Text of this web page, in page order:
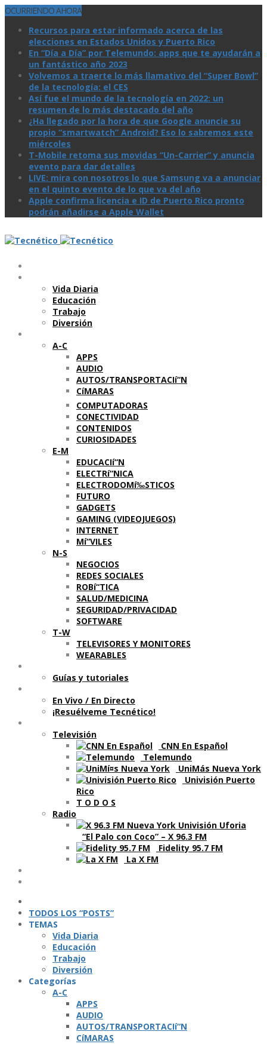
OCURRIENDO AHORA
Recursos para estar informado acerca de las
elecciones en Estados Unidos y Puerto Rico
En “Día a Día” por Telemundo: apps que te ayudarán a
un fantástico año 2023
Volvemos a traerte lo más llamativo del “Super Bowl”
de la tecnologí­a: el CES
Así­ fue el mundo de la tecnologí­a en 2022: un
resumen de lo más destacado del año
¿Ha llegado por la hora de que Google anuncie su
propio “smartwatch” Android? Eso lo sabremos este
miércoles
T-Mobile retoma sus movidas “Un-Carrier” y anuncia
evento para dar detalles
LIVE: mira con nosotros lo que Samsung va a anunciar
en el quinto evento de lo que va del año
Apple confirma licencia e ID de Puerto Rico pronto
podrán añadirse a Apple Wallet
Vida Diaria
Educación
Trabajo
Diversión
A-C
APPS
AUDIO
AUTOS/TRANSPORTACIí“N
CíMARAS
COMPUTADORAS
CONECTIVIDAD
CONTENIDOS
CURIOSIDADES
E-M
EDUCACIí“N
ELECTRí“NICA
ELECTRODOMí‰STICOS
FUTURO
GADGETS
GAMING (VIDEOJUEGOS)
INTERNET
Mí“VILES
N-S
NEGOCIOS
REDES SOCIALES
ROBí“TICA
SALUD/MEDICINA
SEGURIDAD/PRIVACIDAD
SOFTWARE
T-W
TELEVISORES Y MONITORES
WEARABLES
Guí­as y tutoriales
En Vivo / En Directo
¡Resuélveme Tecnético!
Televisión
CNN En Español
Telemundo
UniMás Nueva York
Univisión Puerto
Rico
T O D O S
Radio
“El Palo con Coco” – X 96.3 FM
Fidelity 95.7 FM
La X FM
TODOS LOS “POSTS”
TEMAS
Vida Diaria
Educación
Trabajo
Diversión
Categorí­as
A-C
APPS
AUDIO
AUTOS/TRANSPORTACIí“N
CíMARAS